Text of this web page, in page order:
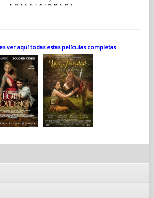
ver aquí todas estas películas completas